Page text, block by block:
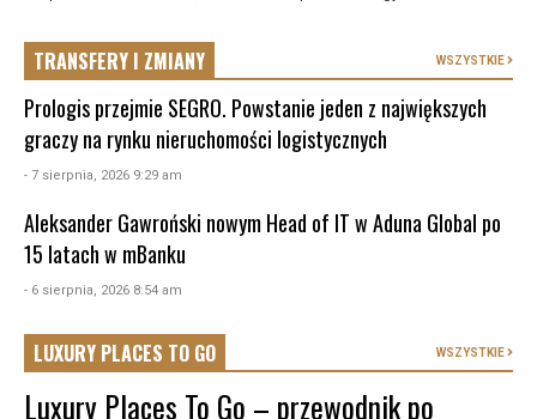
TRANSFERY I ZMIANY WSZYSTKIE
Prologis przejmie SEGRO. Powstanie jeden z największych
graczy na rynku nieruchomości logistycznych
- 7 sierpnia, 2026 9:29 am
Aleksander Gawroński nowym Head of IT w Aduna Global po
15 latach w mBanku
- 6 sierpnia, 2026 8:54 am
LUXURY PLACES TO GO WSZYSTKIE
Luxury Places To Go – przewodnik po